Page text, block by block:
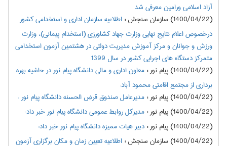
آزاد اسلامی ورامین معرفی شد
(1400/04/22) سازمان سنجش
:اطلاعيه سازمان اداري و استخدامي كشور
درخصوص اعلام نتایج نهایی وزارت جهاد کشاورزی (استخدام پیمانی)، وزارت
ورزش و جوانان و مرکز آموزش مدیریت دولتی در هشتمين آزمون استخدامی
متمرکز دستگاه هاي اجرايي كشور در سال 1399
(1400/04/22) پیام نور
:معاون اداری و مالی دانشگاه پیام نور در حاشیه بهره
برداری از مجتمع اقامتی محمود آباد:
(1400/04/22) پیام نور
:مدیرعامل صندوق قرض الحسنه دانشگاه پیام نور :
(1400/04/22) پیام نور
:مدیرکل روابط عمومی دانشگاه پیام نور خبر داد:
(1400/04/22) پیام نور
:دبیر هیات ممیزه دانشگاه پیام نور خبر داد:
(1400/04/22) سازمان سنجش
:اطلاعيه تعيين زمان و مكان برگزاري آزمون